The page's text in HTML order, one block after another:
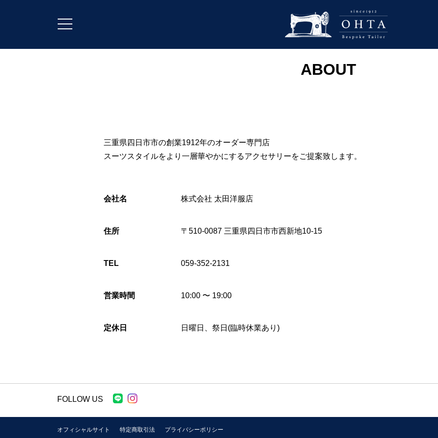
ABOUT
三重県四日市市の創業1912年のオーダー専門店
スーツスタイルをより一層華やかにするアクセサリーをご提案致します。
会社名 株式会社 太田洋服店
住所 〒510-0087 三重県四日市市西新地10-15
TEL 059-352-2131
営業時間 10:00 〜 19:00
定休日 日曜日、祭日(臨時休業あり)
FOLLOW US
オフィシャルサイト 特定商取引法 プライバシーポリシー